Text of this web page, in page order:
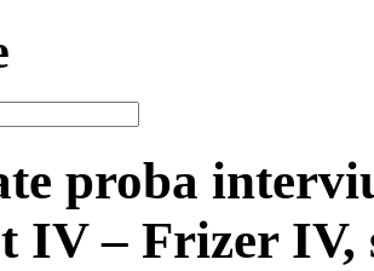
proba
IV – Frizer IV,